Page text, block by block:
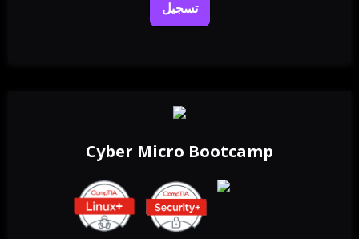
تسجيل
Cyber Micro Bootcamp